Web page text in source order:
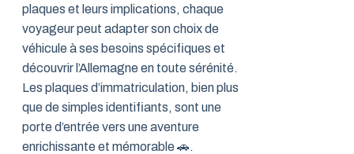
plaques et leurs implications, chaque
voyageur peut adapter son choix de
véhicule à ses besoins spécifiques et
découvrir l’Allemagne en toute sérénité.
Les plaques d’immatriculation, bien plus
que de simples identifiants, sont une
porte d’entrée vers une aventure
enrichissante et mémorable 🚗.